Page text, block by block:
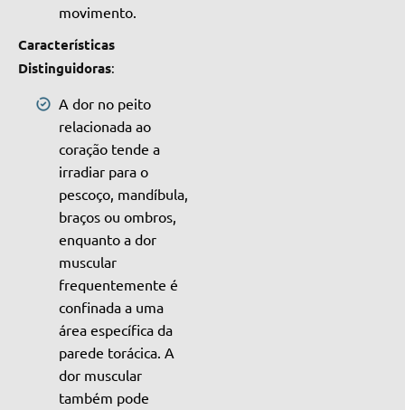
movimento.
Características
Distinguidoras:
A dor no peito
relacionada ao
coração tende a
irradiar para o
pescoço, mandíbula,
braços ou ombros,
enquanto a dor
muscular
frequentemente é
confinada a uma
área específica da
parede torácica. A
dor muscular
também pode